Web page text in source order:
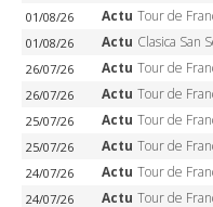
01/08/26 Actu Tour de France Femmes 2026,
01/08/26 Actu Clasica San Sebastian
26/07/26 Actu Tour de France 2026 – Van
26/07/26 Actu Tour de France 2026 – Étape 21 :
25/07/26 Actu Tour de France 2026 – Richard
25/07/26 Actu Tour de France 2026 – Étape 20
24/07/26 Actu Tour de France 2026 – Tadej
24/07/26 Actu Tour de France 2026 –